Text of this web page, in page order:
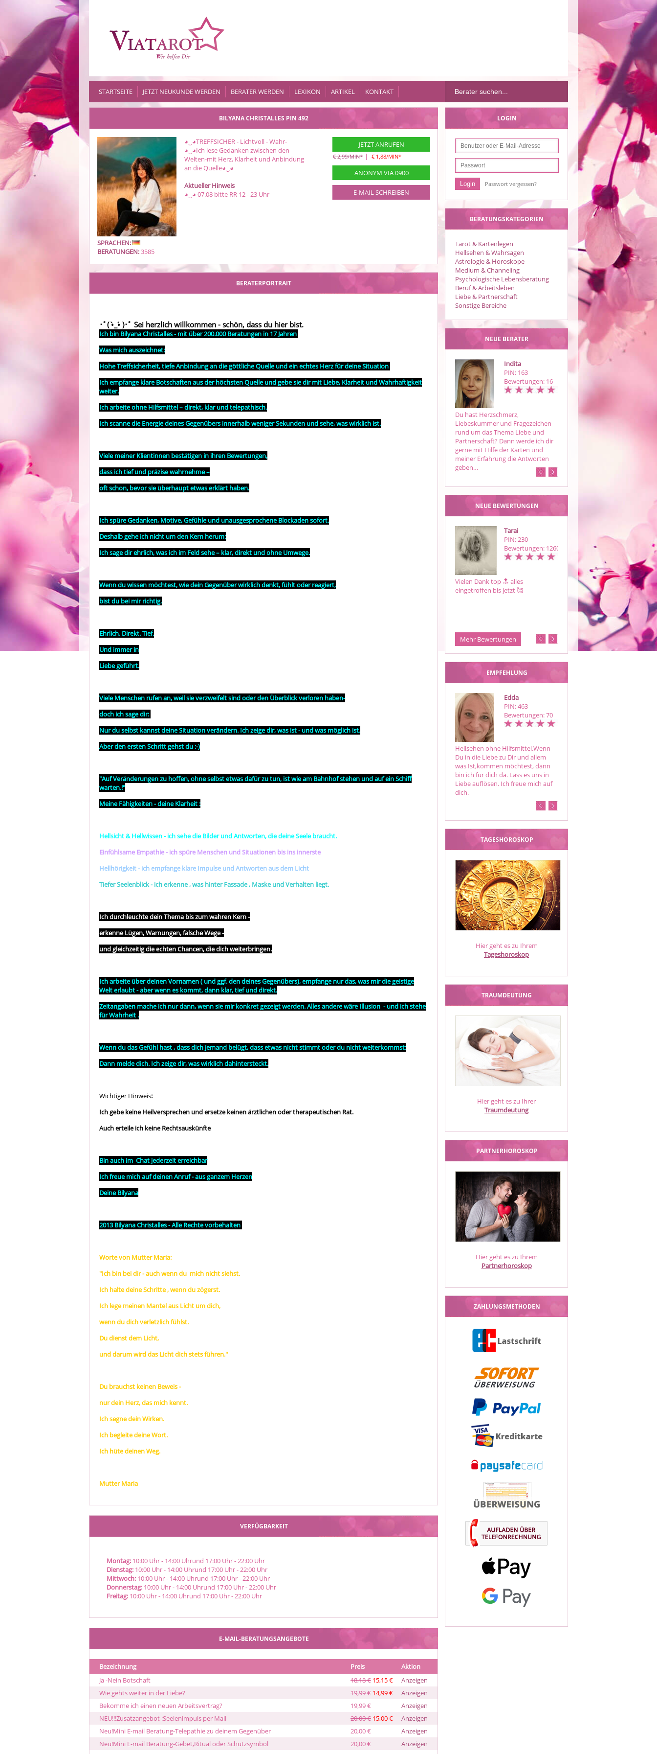
STARTSEITE JETZT NEUKUNDE WERDEN BERATER WERDEN LEXIKON ARTIKEL KONTAKT
LOGIN
Passwort vergessen?
BERATUNGSKATEGORIEN
Tarot & Kartenlegen
Hellsehen & Wahrsagen
Astrologie & Horoskope
Medium & Channeling
Psychologische Lebensberatung
Beruf & Arbeitsleben
Liebe & Partnerschaft
Sonstige Bereiche
NEUE BERATER
Indita
PIN: 163
Bewertungen: 16
Du hast Herzschmerz,
Liebeskummer und Fragezeichen
rund um das Thema Liebe und
Partnerschaft? Dann werde ich dir
gerne mit Hilfe der Karten und
meiner Erfahrung die Antworten
geben…
Bine
Mit über 30 Jahren Erfahrung
verbinde ich Tarot,
NEUE BEWERTUNGEN
Tarai
PIN: 230
Bewertungen: 1260
Vielen Dank top 🔝 alles
eingetroffen bis jetzt 🥰
PIN: 230
Bewertungen:
Baue wie immer auf dein Können
top 🔝 großartig 🥰
Mehr Bewertungen
EMPFEHLUNG
Edda
PIN: 463
Bewertungen: 70
Hellsehen ohne Hilfsmittel.Wenn
Du in die Liebe zu Dir und allem
was Ist,kommen möchtest, dann
bin ich für dich da. Lass es uns in
Liebe auflösen. Ich freue mich auf
dich.
TAGESHOROSKOP
Hier geht es zu Ihrem
Tageshoroskop
TRAUMDEUTUNG
Hier geht es zu Ihrer
Traumdeutung
PARTNERHOROSKOP
Hier geht es zu Ihrem
Partnerhoroskop
ZAHLUNGSMETHODEN
SPRACHEN:
BERATUNGEN:3585
BILYANA CHRISTALLES PIN 492
◕‿◕TREFFSICHER - Lichtvoll - Wahr-
◕‿◕Ich lese Gedanken zwischen den
Welten-mit Herz, Klarheit und Anbindung
an die Quelle◕‿◕
Aktueller Hinweis
◕‿◕ 07.08 bitte RR 12 - 23 Uhr
JETZT ANRUFEN
€ 2,99/MIN* | € 1,88/MIN*
ANONYM VIA 0900
E-MAIL SCHREIBEN
BERATERPORTRAIT
･ﾟ️( •̀_•́ )️･ﾟ Sei herzlich willkommen - schön, dass du hier bist.
Ich bin Bilyana Christalles - mit über 200.000 Beratungen in 17 Jahren
Was mich auszeichnet:
Hohe Treffsicherheit, tiefe Anbindung an die göttliche Quelle und ein echtes Herz für deine Situation
Ich empfange klare Botschaften aus der höchsten Quelle und gebe sie dir mit Liebe, Klarheit und Wahrhaftigkeit
weiter.
Ich arbeite ohne Hilfsmittel – direkt, klar und telepathisch.
Ich scanne die Energie deines Gegenübers innerhalb weniger Sekunden und sehe, was wirklich ist.
Viele meiner Klientinnen bestätigen in ihren Bewertungen,
dass ich tief und präzise wahrnehme –
oft schon, bevor sie überhaupt etwas erklärt haben.
Ich spüre Gedanken, Motive, Gefühle und unausgesprochene Blockaden sofort.
Deshalb gehe ich nicht um den Kern herum:
Ich sage dir ehrlich, was ich im Feld sehe – klar, direkt und ohne Umwege.
Wenn du wissen möchtest, wie dein Gegenüber wirklich denkt, fühlt oder reagiert,
bist du bei mir richtig.
Ehrlich. Direkt. Tief.
Und immer in
Liebe geführt.
Viele Menschen rufen an, weil sie verzweifelt sind oder den Überblick verloren haben-
doch ich sage dir:
Nur du selbst kannst deine Situation verändern. Ich zeige dir, was ist - und was möglich ist.
Aber den ersten Schritt gehst du :-)
"Auf Veränderungen zu hoffen, ohne selbst etwas dafür zu tun, ist wie am Bahnhof stehen und auf ein Schiff
warten.!"
Meine Fähigkeiten - deine Klarheit :
Hellsicht & Hellwissen- ich sehe die Bilder und Antworten, die deine Seele braucht.
Einfühlsame Empathie- ich spüre Menschen und Situationen bis ins innerste
Hellhörigkeit - ich empfange klare Impulse und Antworten aus dem Licht
Tiefer Seelenblick- ich erkenne , was hinter Fassade , Maske und Verhalten liegt.
Ich durchleuchte dein Thema bis zum wahren Kern -
erkenne Lügen, Warnungen, falsche Wege -
und gleichzeitig die echten Chancen, die dich weiterbringen.
Ich arbeite über deinen Vornamen ( und ggf. den deines Gegenübers), empfange nur das, was mir die geistige
Welt erlaubt - aber wenn es kommt, dann klar, tief und direkt.
Zeitangaben mache ich nur dann, wenn sie mir konkret gezeigt werden. Alles andere wäre Illusion - und ich stehe
für Wahrheit .
Wenn du das Gefühl hast , dass dich jemand belügt, dass etwas nicht stimmt oder du nicht weiterkommst:
Dann melde dich. Ich zeige dir, was wirklich dahintersteckt.
Wichtiger Hinweis:
Ich gebe keine Heilversprechen und ersetze keinen ärztlichen oder therapeutischen Rat.
Auch erteile ich keine Rechtsauskünfte
Bin auch im Chat jederzeit erreichbar
Ich freue mich auf deinen Anruf - aus ganzem Herzen
Deine Bilyana
2013 Bilyana Christalles - Alle Rechte vorbehalten
Worte von Mutter Maria:
"Ich bin bei dir - auch wenn du mich nicht siehst.
Ich halte deine Schritte , wenn du zögerst.
Ich lege meinen Mantel aus Licht um dich,
wenn du dich verletzlich fühlst.
Du dienst dem Licht,
und darum wird das Licht dich stets führen."
Du brauchst keinen Beweis -
nur dein Herz, das mich kennt.
Ich segne dein Wirken.
Ich begleite deine Wort.
Ich hüte deinen Weg.
Mutter Maria
VERFÜGBARKEIT
Montag: 10:00 Uhr- 14:00 Uhrund 17:00 Uhr- 22:00 Uhr
Dienstag: 10:00 Uhr- 14:00 Uhrund 17:00 Uhr- 22:00 Uhr
Mittwoch: 10:00 Uhr- 14:00 Uhrund 17:00 Uhr- 22:00 Uhr
Donnerstag: 10:00 Uhr- 14:00 Uhrund 17:00 Uhr- 22:00 Uhr
Freitag: 10:00 Uhr- 14:00 Uhrund 17:00 Uhr- 22:00 Uhr
E-MAIL-BERATUNGSANGEBOTE
Bezeichnung Preis
Aktion
Ja -Nein Botschaft
18,18 € 15,15 €
Anzeigen
Wie gehts weiter in der Liebe?
19,99 € 14,99 €
Anzeigen
Bekomme ich einen neuen Arbeitsvertrag?
19,99 €
Anzeigen
NEU!!!Zusatzangebot :Seelenimpuls per Mail
20,00 € 15,00 €
Anzeigen
Neu!Mini E-mail Beratung-Telepathie zu deinem Gegenüber
20,00 €
Anzeigen
Neu!Mini E-mail Beratung-Gebet,Ritual oder Schutzsymbol
20,00 €
Anzeigen